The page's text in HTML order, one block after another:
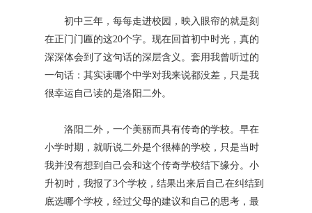
初中三年，每每走进校园，映入眼帘的就是刻
在正门门匾的这20个字。现在回首初中时光，真的
深深体会到了这句话的深层含义。套用我曾听过的
一句话：其实读哪个中学对我来说都没差，只是我
很幸运自己读的是洛阳二外。
洛阳二外，一个美丽而具有传奇的学校。早在
小学时期，就听说二外是个很棒的学校，只是当时
我并没有想到自己会和这个传奇学校结下缘分。小
升初时，我报了3个学校，结果出来后自己在纠结到
底选哪个学校，经过父母的建议和自己的思考，最